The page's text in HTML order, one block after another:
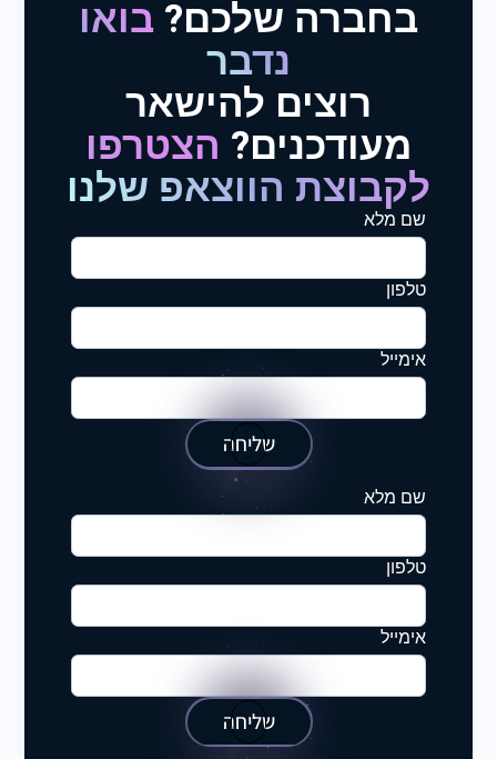
בחברה שלכם? בואו
נדבר
רוצים להישאר
מעודכנים? הצטרפו
לקבוצת הווצאפ שלנו
שם מלא
טלפון
אימייל
שליחה
שם מלא
טלפון
אימייל
שליחה